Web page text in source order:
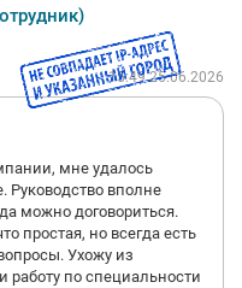
15:49 25.06.2026
мне удалось
Руководство вполне
можно договориться.
простая, но всегда есть
Ухожу из
по специальности